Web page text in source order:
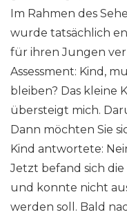
Im Rahmen des
wurde tatsächlich
für ihren Jungen
Assessment: Kind,
bleiben? Das kleine
übersteigt mich.
Dann möchten Sie
Kind antwortete:
Jetzt befand sich
und konnte nicht
werden soll. Bald